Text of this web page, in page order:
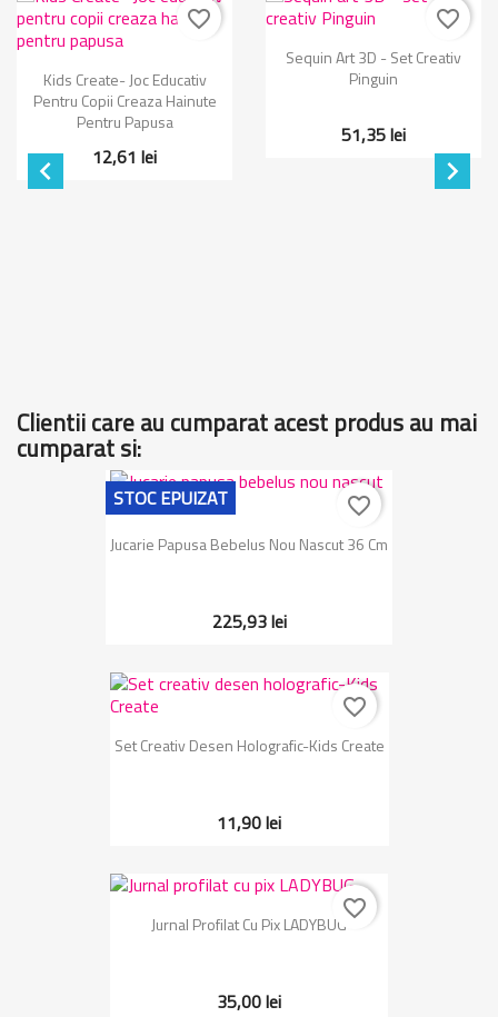

Kids Create- Joc Educativ
Pentru Copii Creaza Hainute
Pentru Papusa
12,61 lei
favorite_border
Sequin Art 3D - Set Creativ
Pinguin
51,35 lei
favorite_border

Clientii care au cumparat acest produs au mai
cumparat si:
Jucarie Papusa Bebelus Nou Nascut 36 Cm
225,93 lei
STOC EPUIZAT favorite_border
Set Creativ Desen Holografic-Kids Create
11,90 lei
favorite_border
Jurnal Profilat Cu Pix LADYBUG
35,00 lei
favorite_border